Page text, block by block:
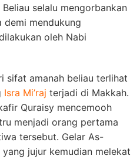
selalu mengorbankan
mendukung
oleh Nabi
sifat amanah beliau terlihat
Isra Mi’raj terjadi di Makkah.
Quraisy mencemooh
menjadi orang pertama
tersebut. Gelar As-
jujur kemudian melekat